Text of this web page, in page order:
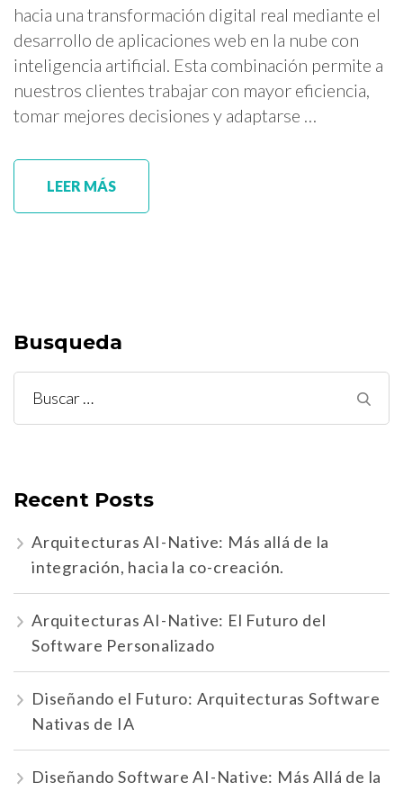
hacia una transformación digital real mediante el
desarrollo de aplicaciones web en la nube con
inteligencia artificial. Esta combinación permite a
nuestros clientes trabajar con mayor eficiencia,
tomar mejores decisiones y adaptarse …
LEER MÁS
Busqueda
Buscar:
Recent Posts
Arquitecturas AI-Native: Más allá de la
integración, hacia la co-creación.
Arquitecturas AI-Native: El Futuro del
Software Personalizado
Diseñando el Futuro: Arquitecturas Software
Nativas de IA
Diseñando Software AI-Native: Más Allá de la